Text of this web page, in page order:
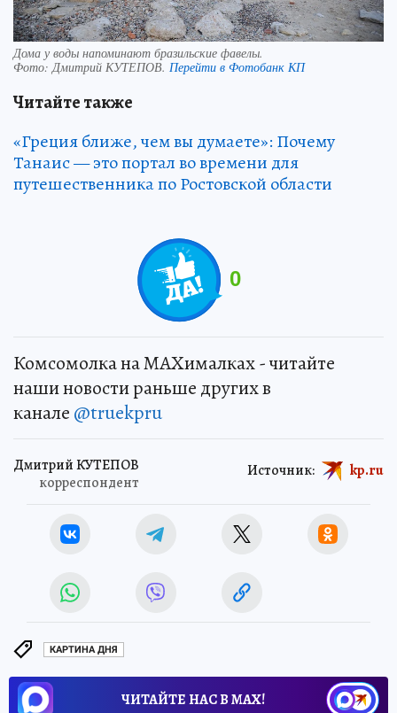
Дома у воды напоминают бразильские фавелы.
Фото: Дмитрий КУТЕПОВ. Перейти в Фотобанк КП
Читайте также
«Греция ближе, чем вы думаете»: Почему
Танаис — это портал во времени для
путешественника по Ростовской области
0
Комсомолка на MAXималках - читайте
наши новости раньше других в
канале @truekpru
Дмитрий КУТЕПОВ
корреспондент
Источник: kp.ru
КАРТИНА ДНЯ
ЧИТАЙТЕ НАС В МАХ!